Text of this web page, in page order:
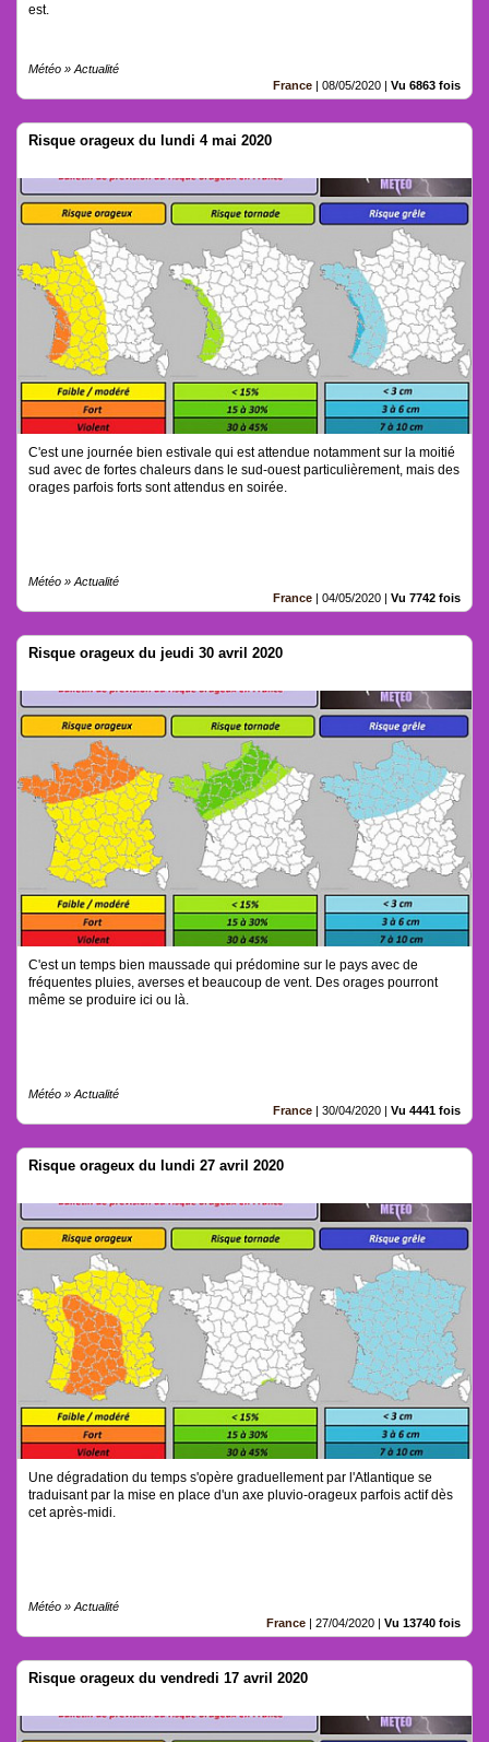
est.
Météo » Actualité
France | 08/05/2020 | Vu 6863 fois
Risque orageux du lundi 4 mai 2020
C'est une journée bien estivale qui est attendue notamment sur la moitié
sud avec de fortes chaleurs dans le sud-ouest particulièrement, mais des
orages parfois forts sont attendus en soirée.
Météo » Actualité
France | 04/05/2020 | Vu 7742 fois
Risque orageux du jeudi 30 avril 2020
C'est un temps bien maussade qui prédomine sur le pays avec de
fréquentes pluies, averses et beaucoup de vent. Des orages pourront
même se produire ici ou là.
Météo » Actualité
France | 30/04/2020 | Vu 4441 fois
Risque orageux du lundi 27 avril 2020
Une dégradation du temps s'opère graduellement par l'Atlantique se
traduisant par la mise en place d'un axe pluvio-orageux parfois actif dès
cet après-midi.
Météo » Actualité
France | 27/04/2020 | Vu 13740 fois
Risque orageux du vendredi 17 avril 2020